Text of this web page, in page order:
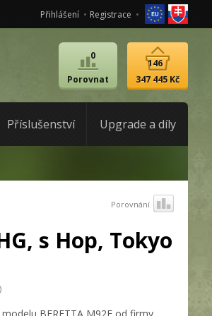
Přihlášení Registrace
Porovnat
0
347 445 Kč
146
Příslušenství Upgrade a díly
Porovnání
s Hop, Tokyo